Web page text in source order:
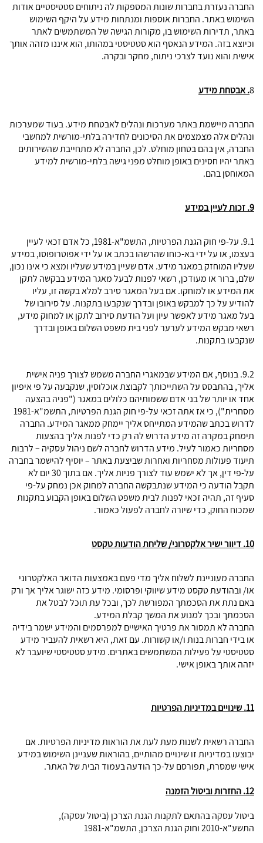
החברה נעזרת בחברות שונות המספקות לה ניתוחים סטטיסטיים אודות
השימוש באתר. החברות אוספות ומנתחות מידע על היקף השימוש
באתר, תדירות השימוש בו, מקורות הגישה של המשתמשים לאתר
וכיוצא בזה. המידע הנאסף הוא סטטיסטי במהותו, הוא איננו מזהה אותך
אישית והוא נועד לצרכי ניתוח, מחקר ובקרה.
8. אבטחת מידע
החברה מיישמת באתר מערכות ונהלים לאבטחת מידע. בעוד שמערכות
ונהלים אלה מצמצמים את הסיכונים לחדירה בלתי-מורשית למחשבי
החברה, אין בהם בטחון מוחלט. לכן, החברה לא מתחייבת שהשירותים
באתר יהיו חסינים באופן מוחלט מפני גישה בלתי-מורשית למידע
המאוחסן בהם.
9. זכות לעיין במידע
9.1. על-פי חוק הגנת הפרטיות, התשמ"א-1981, כל אדם זכאי לעיין
בעצמו, או על ידי בא-כוחו שהרשהו בכתב או על ידי אפוטרופוסו, במידע
שעליו המוחזק במאגר מידע. אדם שעיין במידע שעליו ומצא כי אינו נכון,
שלם, ברור או מעודכן, רשאי לפנות לבעל מאגר המידע בבקשה לתקן
את המידע או למוחקו. אם בעל המאגר סירב למלא בקשה זו, עליו
להודיע על כך למבקש באופן ובדרך שנקבעו בתקנות. על סירובו של
בעל מאגר מידע לאפשר עיון ועל הודעת סירוב לתקן או למחוק מידע,
רשאי מבקש המידע לערער לפני בית משפט השלום באופן ובדרך
שנקבעו בתקנות.
9.2. בנוסף, אם המידע שבמאגרי החברה משמש לצורך פניה אישית
אליך, בהתבסס על השתייכותך לקבוצת אוכלוסין, שנקבעה על פי איפיון
אחד או יותר של בני אדם ששמותיהם כלולים במאגר ("פניה בהצעה
מסחרית"), כי אז אתה זכאי על-פי חוק הגנת הפרטיות, התשמ"א-1981
לדרוש בכתב שהמידע המתייחס אליך יימחק ממאגר המידע. החברה
תימחק במקרה זה מידע הדרוש לה רק כדי לפנות אליך בהצעות
מסחריות כאמור לעיל. מידע הדרוש לחברה לשם ניהול עסקיה – לרבות
תיעוד פעולות מסחריות ואחרות שביצעת באתר – יוסיף להישמר בחברה
על-פי דין, אך לא ישמש עוד לצורך פניות אליך. אם בתוך 30 יום לא
תקבל הודעה כי המידע שנתבקשה החברה למחוק אכן נמחק על-פי
סעיף זה, תהיה זכאי לפנות לבית משפט השלום באופן הקבוע בתקנות
שמכוח החוק, כדי שיורה לחברה לפעול כאמור.
10. דיוור ישיר אלקטרוני/ שליחת הודעות טקסט
החברה מעוניינת לשלוח אליך מדי פעם באמצעות הדואר האלקטרוני
או/ ובהודעת טקסט מידע שיווקי ופרסומי. מידע כזה ישוגר אליך אך ורק
באם נתת את הסכמתך המפורשת לכך, ובכל עת תוכל לבטל את
הסכמתך ובכך למנוע את המשך קבלת המידע.
החברה לא תמסור את פרטיך האישיים למפרסמים והמידע ישמר בידיה
או בידי חברות בנות ו/או קשורות. עם זאת, היא רשאית להעביר מידע
סטטיסטי על פעילות המשתמשים באתרים. מידע סטטיסטי שיועבר לא
יזהה אותך באופן אישי.
11. שינויים במדיניות הפרטיות
החברה רשאית לשנות מעת לעת את הוראות מדיניות הפרטיות. אם
יבוצעו במדיניות זו שינויים מהותיים, בהוראות שעניינן השימוש במידע
אישי שמסרת, תפורסם על-כך הודעה בעמוד הבית של האתר.
12. החזרות וביטול הזמנה
ביטול עסקה בהתאם לתקנות הגנת הצרכן (ביטול עסקה),
התשע"א-2010 וחוק הגנת הצרכן, התשמ"א-1981